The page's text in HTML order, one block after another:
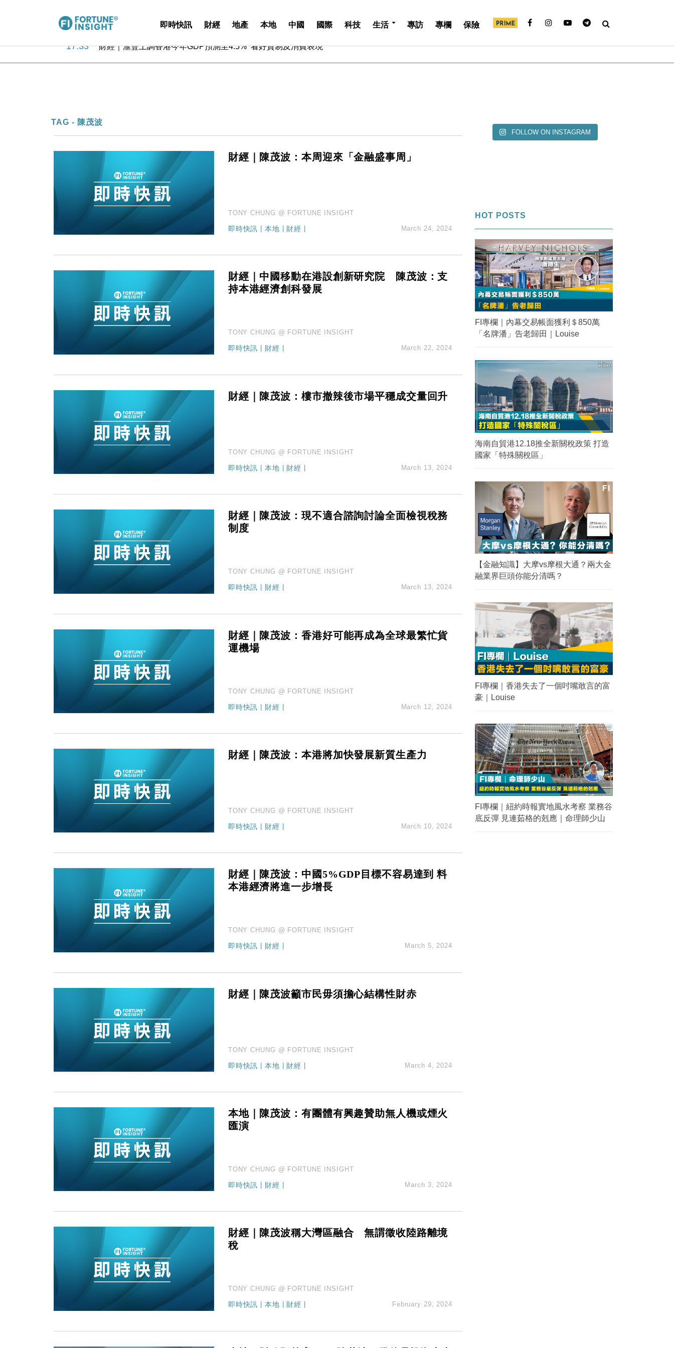
即時快訊 財經 地產 本地 中國 國際 科技 生活 專訪 專欄 保險
18:31 財經｜華僑銀行上半年淨利創新高 中期息增15%至47仙
16:47 本地｜假冒內地執法人員要求交「保證金」 43歲女子損失近6900萬元
16:05 財經｜日經失守6.5萬點後回穩 全周仍升近2%
11:12 國際｜特朗普料美伊戰事快結束 承認部分彈藥庫存緊張
15:59
18:31 財經｜華僑銀行上半年淨利創新高 中期息增15%至47仙
財經｜滙豐上調香港今年GDP預測至4.5% 看好貿易及消費表現
本地｜假冒內地執法人員要求交「保證金」 43歲女子損失近6900萬元
財經｜日經失守6.5萬點後回穩 全周仍升近2%
財經｜恒隆10月換帥 玩具「反」斗城亞洲CEO蔡德粦接任
財經｜韓股反覆波動收跌 連挫7周創逾3年最長跌勢
財經｜內地7月美元計價出口增近24%勝預期 貿易順差達1125億美元
TAG - 陳茂波
財經｜陳茂波：本周迎來「金融盛事周」
TONY CHUNG @ FORTUNE INSIGHT
即時快訊 |本地 財經 March 24, 2024
財經｜中國移動在港設創新研究院 陳茂波：支
持本港經濟創科發展
TONY CHUNG @ FORTUNE INSIGHT
即時快訊 財經 March 22, 2024
財經｜陳茂波：樓市撤辣後市場平穩成交量回升
TONY CHUNG @ FORTUNE INSIGHT
即時快訊 |本地 財經 March 13, 2024
財經｜陳茂波：現不適合諮詢討論全面檢視稅務
制度
TONY CHUNG @ FORTUNE INSIGHT
即時快訊 財經 March 13, 2024
財經｜陳茂波：香港好可能再成為全球最繁忙貨
運機場
TONY CHUNG @ FORTUNE INSIGHT
即時快訊 | 財經 | March 12, 2024
財經｜陳茂波：本港將加快發展新質生產力
TONY CHUNG @ FORTUNE INSIGHT
即時快訊 財經 March 10, 2024
財經｜陳茂波：中國5%GDP目標不容易達到 料
本港經濟將進一步增長
TONY CHUNG @ FORTUNE INSIGHT
即時快訊 財經 March 5, 2024
財經｜陳茂波籲市民毋須擔心結構性財赤
TONY CHUNG @ FORTUNE INSIGHT
即時快訊 |本地 | 財經 | March 4, 2024
本地｜陳茂波：有團體有興趣贊助無人機或煙火
匯演
TONY CHUNG @ FORTUNE INSIGHT
即時快訊 財經 March 3, 2024
財經｜陳茂波稱大灣區融合 無謂徵收陸路離境
稅
TONY CHUNG @ FORTUNE INSIGHT
即時快訊 |本地 財經 February 29, 2024
FOLLOW ON INSTAGRAM
HOT POSTS
FI專欄｜內幕交易帳面獲利＄850萬
「名牌潘」告老歸田｜Louise
海南自貿港12.18推全新關稅政策 打造
國家「特殊關稅區」
【金融知識】大摩vs摩根大通？兩大金
融業界巨頭你能分清嗎？
FI專欄｜香港失去了一個吋嘴敢言的富
豪｜Louise
FI專欄｜紐約時報實地風水考察 業務谷
底反彈 見連茹格的剋應｜命理師少山